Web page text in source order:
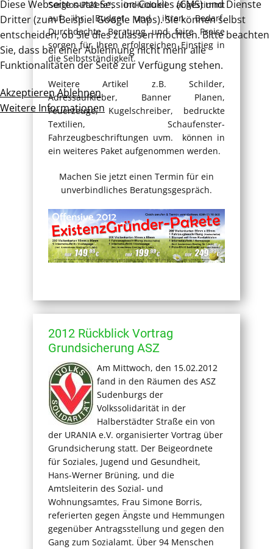
Sorglos-Pakete", individuell abgestimmt
auf ihr Budget und ihren Bedarf.
Durchdachte Beratung und faire Preise
sorgen für Ihren erfolgreichen Einstieg in
die Selbstständigkeit.
Weitere Artikel z.B. Schilder,
Adressaufkleber, Banner Planen,
Feuerzeuge, Kugelschreiber, bedruckte
Textilien, Schaufenster-
Fahrzeugbeschriftungen uvm. können in
ein weiteres Paket aufgenommen werden.
Machen Sie jetzt einen Termin für ein
unverbindliches Beratungsgespräch.
2012 Rückblick Vortrag
Grundsicherung ASZ
Am Mittwoch, den 15.02.2012
fand in den Räumen des ASZ
Sudenburgs der
Volkssolidarität in der
Halberstädter Straße ein von
der URANIA e.V. organisierter Vortrag über
Grundsicherung statt. Der Beigeordnete
für Soziales, Jugend und Gesundheit,
Hans-Werner Brüning, und die
Amtsleiterin des Sozial- und
Wohnungsamtes, Frau Simone Borris,
referierten gegen Ängste und Hemmungen
gegenüber Antragsstellung und gegen den
Gang zum Sozialamt. Über 94 Menschen
Diese Webseite nutzt Session-Cookies (CMS) und Dienste
Dritter (zum Beispiel Google Maps). Sie können selbst
entscheiden, ob Sie dies zulassen möchten. Bitte beachten
Sie, dass bei einer Ablehnung nicht mehr alle
Funktionalitäten der Seite zur Verfügung stehen.
Akzeptieren Ablehnen
Weitere Informationen